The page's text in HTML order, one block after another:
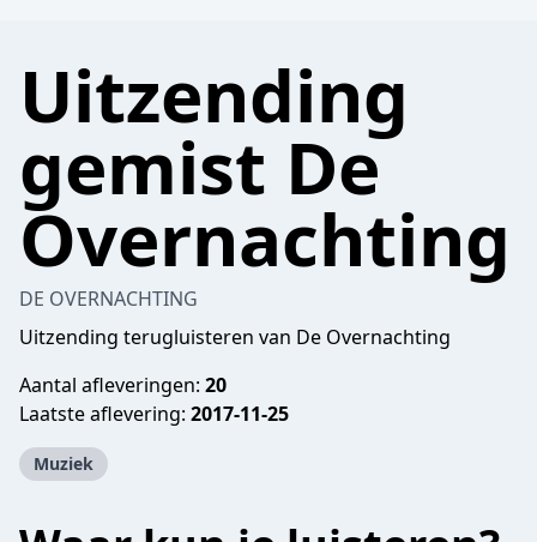
Uitzending
gemist De
Overnachting
DE OVERNACHTING
Uitzending terugluisteren van De Overnachting
Aantal afleveringen: 20
Laatste aflevering: 2017-11-25
Muziek